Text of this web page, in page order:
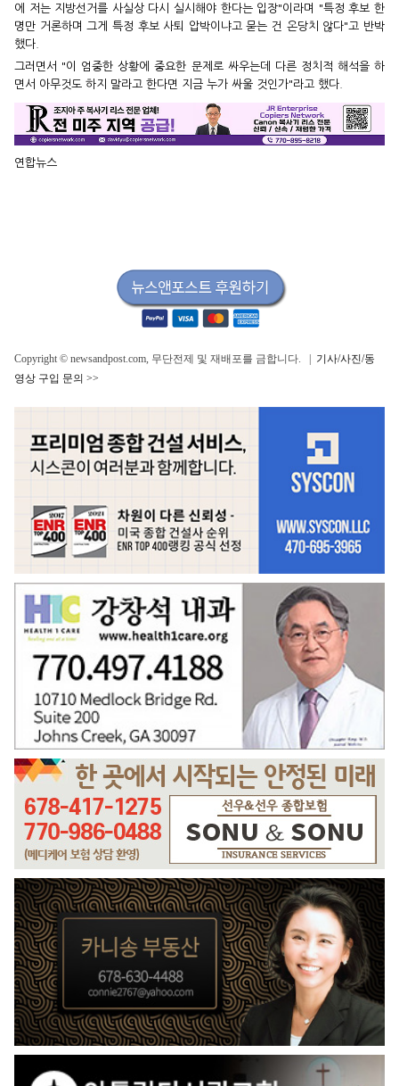
에 저는 지방선거를 사실상 다시 실시해야 한다는 입장"이라며 "특정 후보 한
명만 거론하며 그게 특정 후보 사퇴 압박이냐고 묻는 건 온당치 않다"고 반박
했다.
그러면서 "이 엄중한 상황에 중요한 문제로 싸우는데 다른 정치적 해석을 하
면서 아무것도 하지 말라고 한다면 지금 누가 싸울 것인가"라고 했다.
연합뉴스
Copyright © newsandpost.com, 무단전제 및 재배포를 금합니다. | 기사/사진/동
영상 구입 문의 >>